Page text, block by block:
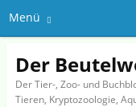
Menü
Der
Der Tier-, Zoo- und
Tieren, Kryptozoologie,